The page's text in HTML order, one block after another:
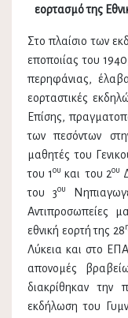
εορτασμό της
Στο πλαίσιο των
εποποιίας του
περηφάνιας,
εορταστικές
Επίσης,
των πεσόντων
μαθητές του
του 1ου και του 2ου
του 3ου
Αντιπροσωπείες
εθνική εορτή της 28
Λύκεια και στο
απονομές
διακρίθηκαν την
εκδήλωση του